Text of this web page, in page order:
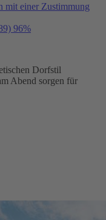
mit einer Zustimmung
96%
Dorfstil
Abend sorgen für